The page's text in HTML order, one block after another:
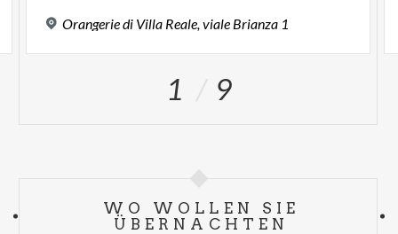
Orangeriedi Villa Reale, viale Brianza 1
1 9
WO WOLLEN SIE
ÜBERNACHTEN